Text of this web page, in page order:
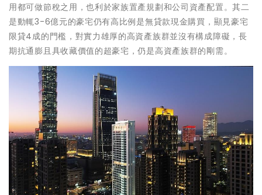
用都可做節稅之用，也利於家族置產規劃和公司資產配置。其二
是動輒3-6億元的豪宅仍有高比例是無貸款現金購買，顯見豪宅
限貸4成的門檻，對實力雄厚的高資產族群並沒有構成障礙，長
期抗通膨且具收藏價值的超豪宅，仍是高資產族群的剛需。